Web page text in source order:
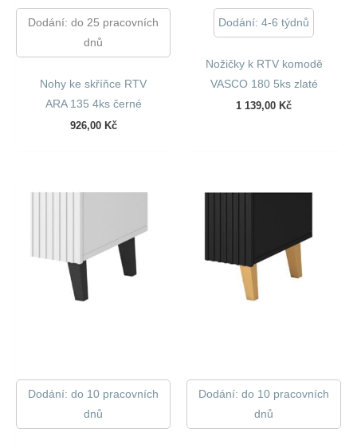
Dodání: do 25 pracovních
dnů
Nohy ke skříňce RTV
ARA 135 4ks černé
926,00 Kč
Dodání: 4-6 týdnů
Nožičky k RTV komodě
VASCO 180 5ks zlaté
1 139,00 Kč
Dodání: do 10 pracovních
dnů
Dodání: do 10 pracovních
dnů